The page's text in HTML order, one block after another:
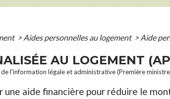
> Aides personnelles au logement > Aide
AU LOGEMENT
l'information légale et administrative (Première
une aide financière pour réduire le